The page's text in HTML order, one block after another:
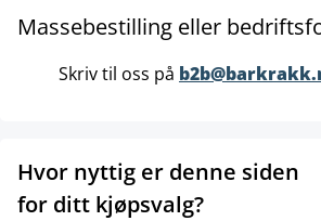
Massebestilling eller
Skriv til oss på
Hvor nyttig er denne siden
for ditt kjøpsvalg?